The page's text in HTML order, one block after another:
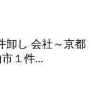
卸し 会社～京都
１件...